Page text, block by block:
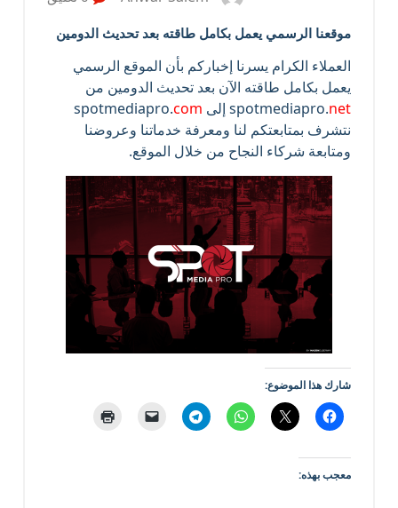
موقعنا الرسمي يعمل بكامل طاقته بعد تحديث الدومين
العملاء الكرام يسرنا إخباركم بأن الموقع الرسمي
يعمل بكامل طاقته الآن بعد تحديث الدومين من
spotmediapro.net إلى spotmediapro. com
نتشرف بمتابعتكم لنا ومعرفة خدماتنا وعروضنا
ومتابعة شركاء النجاح من خلال الموقع.
شارك هذا الموضوع:
معجب بهذه: